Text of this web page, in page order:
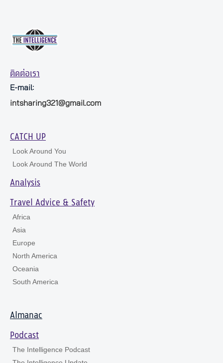
ติดต่อเรา
E-mail:
intsharing321@gmail.com
CATCH UP
Look Around You
Look Around The World
Analysis
Travel Advice & Safety
Africa
Asia
Europe
North America
Oceania
South America
Almanac
Podcast
The Intelligence Podcast